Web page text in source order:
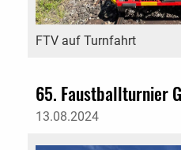
FTV auf Turnfahrt
65. Faustballturnier
13.08.2024